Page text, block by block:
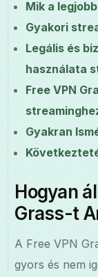
Mik a
Gyakori
Legális és
használata
Free VPN
Gyakran
Hogyan
Grass-t
A Free VPN
gyors és nem